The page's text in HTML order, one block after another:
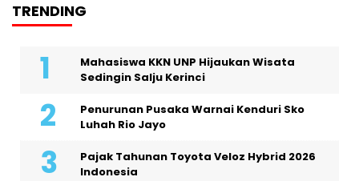
TRENDING
Mahasiswa KKN UNP Hijaukan Wisata
Sedingin Salju Kerinci
Penurunan Pusaka Warnai Kenduri Sko
Luhah Rio Jayo
Pajak Tahunan Toyota Veloz Hybrid 2026
Indonesia